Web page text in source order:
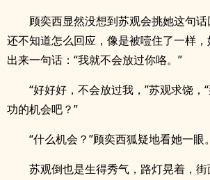
顾奕西显然没想到苏观会挑她这句
还不知道怎么回应，像是被噎住了一样
出来一句话：“我就不会放过你咯。”
“好好好，不会放过我，”苏观求饶，
功的机会吧？”
“什么机会？”顾奕西狐疑地看她一眼。
苏观倒也是生得秀气，路灯晃着，